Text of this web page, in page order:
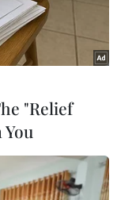
"Relief